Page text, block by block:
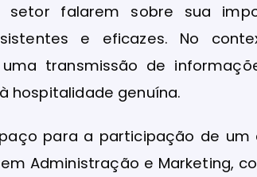
falarem sobre sua
e eficazes. No
transmissão de
hospitalidade genuína.
para a participação de um
Administração e Marketing,